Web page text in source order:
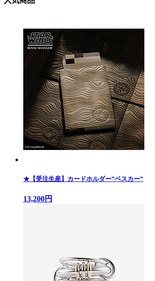
★【受注生産】カードホルダー”ベスカー”
13,200円